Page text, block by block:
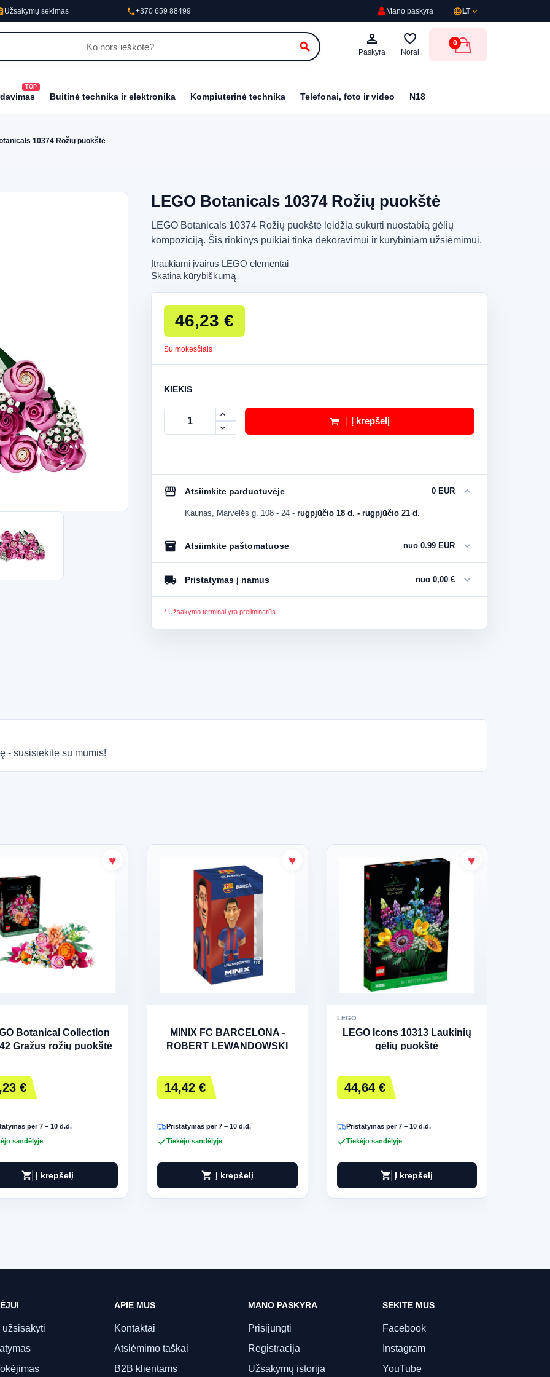
Užsakymų sekimas phone+370 659 88499 Mano paskyra language LTexpand_more
search
person_outline
Paskyra
favorite_border
Norai
0
TOP
Buitinė technika ir elektronika Kompiuterinė technika Telefonai, foto ir video N18
10374 Rožių puokštė
LEGO Botanicals 10374 Rožių puokštė
LEGO Botanicals 10374 Rožių puokštė leidžia sukurti nuostabią gėlių
kompoziciją. Šis rinkinys puikiai tinka dekoravimui ir kūrybiniam užsiėmimui.
Įtraukiami įvairūs LEGO elementai
Skatina kūrybiškumą
46,23 €
Su mokesčiais
KIEKIS
Į krepšelį
storefront Atsiimkite parduotuvėje 0 EUR expand_more
Kaunas, Marvelės g. 108 - 24 - rugpjūčio 18 d. - rugpjūčio 21 d.
inventory_2Atsiimkite paštomatuose nuo 0.99 EUR expand_more
local_shipping Pristatymas į namus nuo 0,00 € expand_more
* Užsakymo terminai yra preliminarūs
- susisiekite su mumis!
Botanical Collection
Gražus rožių puokštė
€
per 7 – 10 d.d.
sandėlyje
shopping_cart Į krepšelį
MINIX FC BARCELONA -
ROBERT LEWANDOWSKI
14,42 €
Pristatymas per 7 – 10 d.d.
Tiekėjo sandėlyje
shopping_cart Į krepšelį
LEGO
LEGO Icons 10313 Laukinių
gėlių puokštė
44,64 €
Pristatymas per 7 – 10 d.d.
Tiekėjo sandėlyje
shopping_cart Į krepšelį
užsisakyti
APIE MUS
Kontaktai
Atsiėmimo taškai
B2B klientams
MANO PASKYRA
Prisijungti
Registracija
Užsakymų istorija
SEKITE MUS
Facebook
Instagram
YouTube